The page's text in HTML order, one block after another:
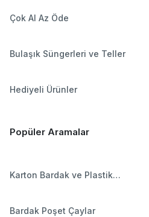
Çok Al Az Öde
Bulaşık Süngerleri ve Teller
Hediyeli Ürünler
Popüler Aramalar
Karton Bardak ve Plastik
Bardak Poşet Çaylar